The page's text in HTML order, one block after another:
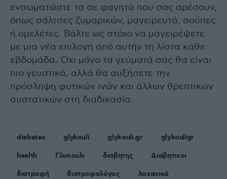
ενσωματώστε τα σε φαγητά που σας αρέσουν,
όπως σάλτσες ζυμαρικών, μαγειρευτά, σούπες
ή ομελέτες. Βάλτε ως στόχο να μαγειρέψετε
με μια νέα επιλογή από αυτήν τη λίστα κάθε
εβδομάδα. Όχι μόνο τα γεύματά σας θα είναι
πιο γευστικά, αλλά θα αυξήσετε την
πρόσληψη φυτικών ινών και άλλων θρεπτικών
συστατικών στη διαδικασία.
diabetes glykouli glykouli.gr
glykouligr
health
Γλυκουλι διαβητης
Διαβητικοι
διατροφή
διατροφολόγος
λαχανικά